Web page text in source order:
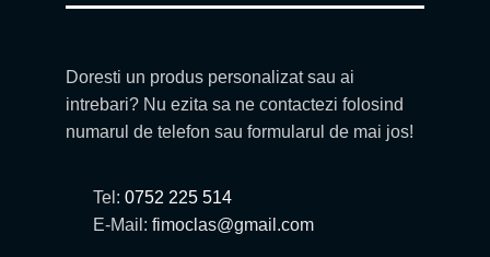
Doresti un produs personalizat sau ai
intrebari? Nu ezita sa ne contactezi folosind
numarul de telefon sau formularul de mai jos!
Tel: 0752 225 514
E-Mail: fimoclas@gmail.com